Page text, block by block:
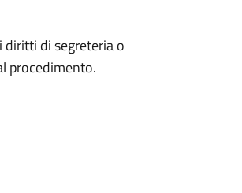
diritti di segreteria o
procedimento.